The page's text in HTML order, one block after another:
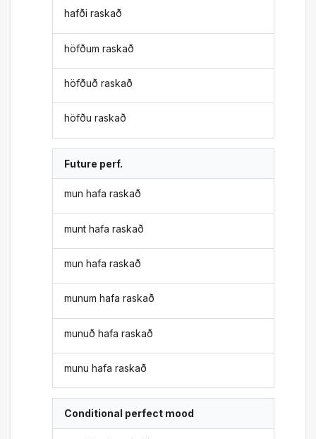
hafði raskað
höfðum raskað
höfðuð raskað
höfðu raskað
Future perf.
mun hafa raskað
munt hafa raskað
mun hafa raskað
munum hafa raskað
munuð hafa raskað
munu hafa raskað
Conditional perfect mood